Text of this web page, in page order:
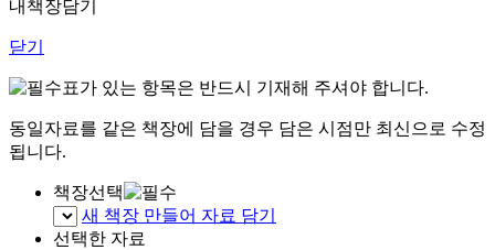
내책장담기
닫기
표가 있는 항목은 반드시 기재해 주셔야 합니다.
동일자료를 같은 책장에 담을 경우 담은 시점만 최신으로 수정
됩니다.
책장선택
새 책장 만들어 자료 담기
선택한 자료